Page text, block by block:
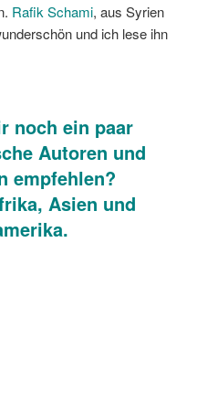
Rafik Schami, aus Syrien
und ich lese ihn
noch ein paar
Autoren und
empfehlen?
Asien und